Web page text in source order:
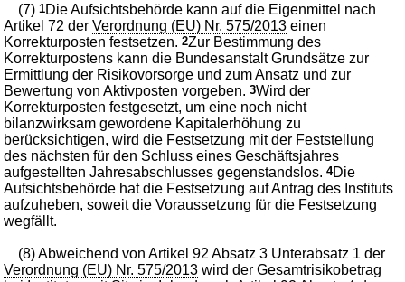
(7)1Die Aufsichtsbehörde kann auf die Eigenmittel nach
Artikel 72 derVerordnung (EU) Nr. 575/2013 einen
Korrekturposten festsetzen.2Zur Bestimmung des
Korrekturpostens kann die Bundesanstalt Grundsätze zur
Ermittlung der Risikovorsorge und zum Ansatz und zur
Bewertung von Aktivposten vorgeben.3Wird der
Korrekturposten festgesetzt, um eine noch nicht
bilanzwirksam gewordene Kapitalerhöhung zu
berücksichtigen, wird die Festsetzung mit der Feststellung
des nächsten für den Schluss eines Geschäftsjahres
aufgestellten Jahresabschlusses gegenstandslos.4Die
Aufsichtsbehörde hat die Festsetzung auf Antrag des Instituts
aufzuheben, soweit die Voraussetzung für die Festsetzung
wegfällt.
(8) Abweichend von Artikel 92 Absatz 3 Unterabsatz 1 der
Verordnung (EU) Nr. 575/2013 wird der Gesamtrisikobetrag